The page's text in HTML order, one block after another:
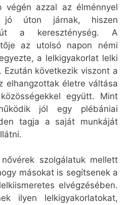
végén azzal az élménnyel
jó úton járnak, hiszen
a kereszténység. A
az utolsó napon némi
a lelkigyakorlat lelki
következik viszont a
elhangzottak életre váltása
együtt. Mint
jól egy plébániai
tagja a saját munkáját
szolgálatuk mellett
másokat is segítsenek a
elvégzésében.
ilyen lelkigyakorlatokat,